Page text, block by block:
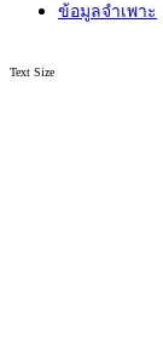
ข้อมูลจำเพาะ
Text Size